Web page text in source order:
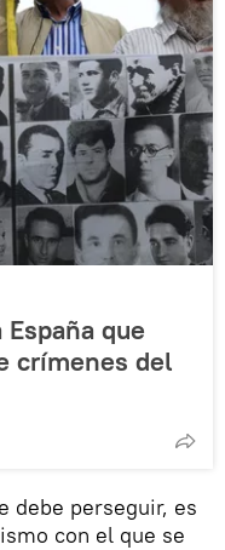
que
crímenes del
debe perseguir, es
con el que se